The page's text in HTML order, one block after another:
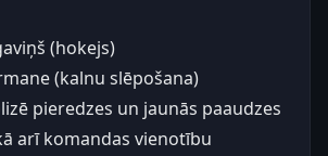
(hokejs)
(kalnu slēpošana)
pieredzes un jaunās paaudzes
arī komandas vienotību